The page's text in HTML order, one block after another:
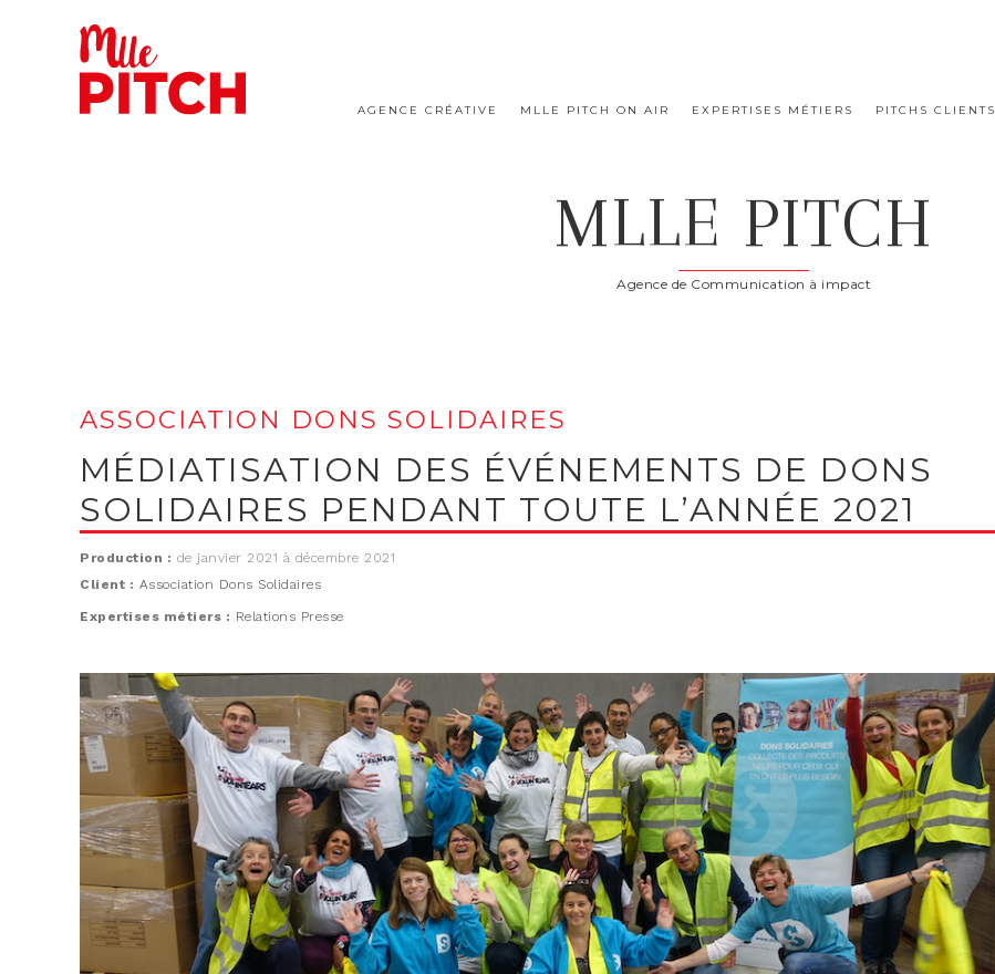
AGENCE CRÉATIVE MLLE PITCH ON AIR EXPERTISES MÉTIERS PITCHS CLIENTS
MLLE PITCH
Agence de Communication à impact
ASSOCIATION DONS SOLIDAIRES
MÉDIATISATION DES ÉVÉNEMENTS DE DONS
SOLIDAIRES PENDANT TOUTE L’ANNÉE 2021
Production : de janvier 2021 à décembre 2021
Client : Association Dons Solidaires
Expertises métiers : Relations Presse